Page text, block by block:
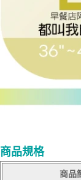
商品規格
商品